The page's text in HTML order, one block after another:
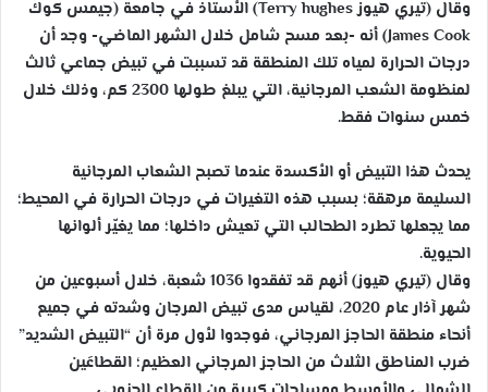
وقال (تيري هيوز Terry hughes) الأستاذ في جامعة (جيمس كوك
James Cook) أنه -بعد مسح شامل خلال الشهر الماضي- وجد أن
درجات الحرارة لمياه تلك المنطقة قد تسببت في تبيض جماعي ثالث
لمنظومة الشعب المرجانية، التي يبلغ طولها 2300 كم، وذلك خلال
خمس سنوات فقط.
يحدث هذا التبيض أو الأكسدة عندما تصبح الشعاب المرجانية
السليمة مرهقة؛ بسبب هذه التغيرات في درجات الحرارة في المحيط؛
مما يجعلها تطرد الطحالب التي تعيش داخلها؛ مما يغيّر ألوانها
الحيوية.
وقال (تيري هيوز) أنهم قد تفقدوا 1036 شعبة، خلال أسبوعين من
شهر آذار عام 2020، لقياس مدى تبيض المرجان وشدته في جميع
أنحاء منطقة الحاجز المرجاني، فوجدوا لأول مرة أن “التبيض الشديد”
ضرب المناطق الثلاث من الحاجز المرجاني العظيم؛ القطاعَين